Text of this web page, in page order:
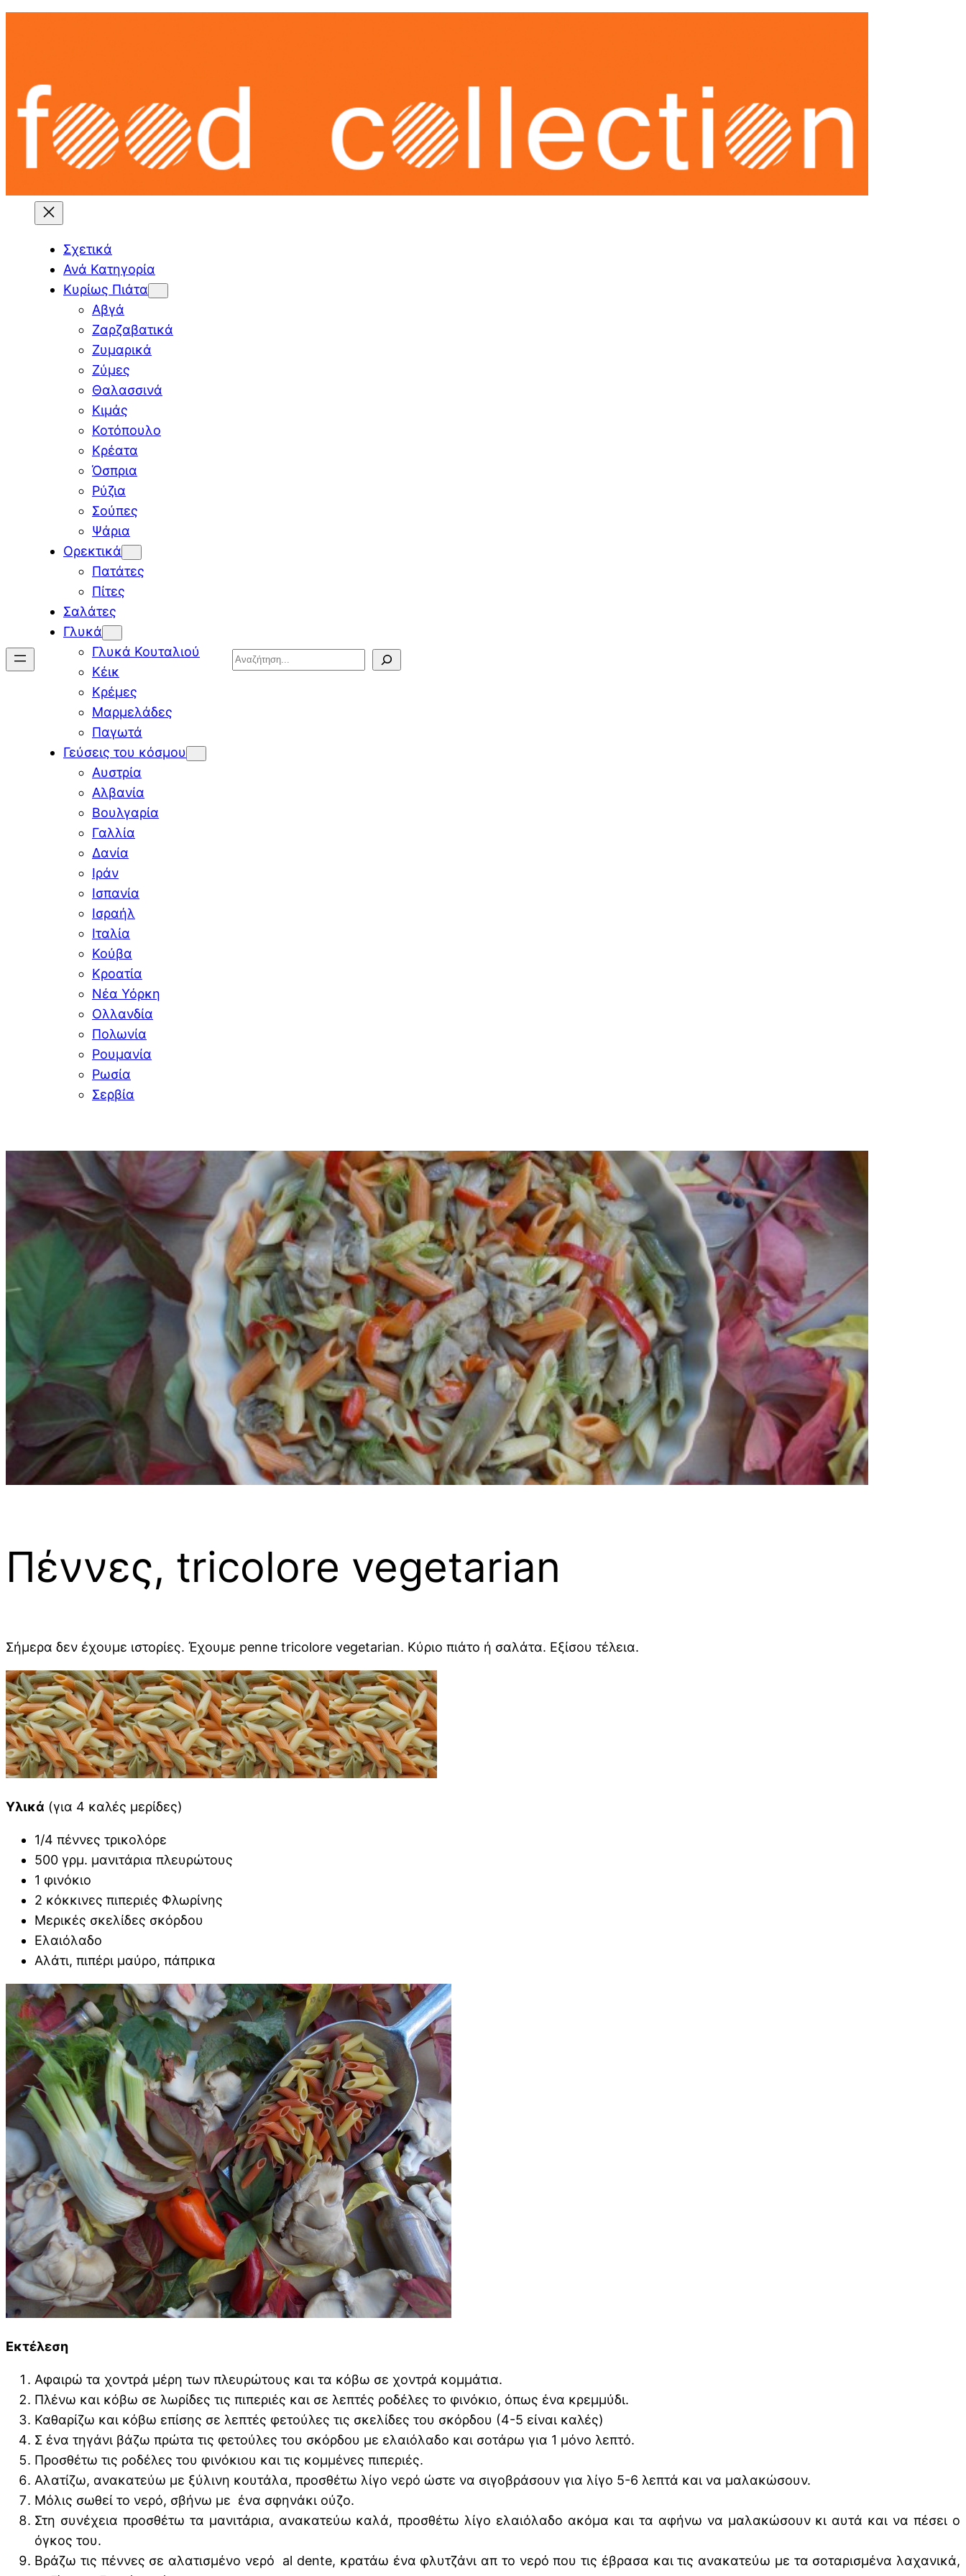
Skip
Σχετικά
Ανά Κατηγορία
Κυρίως Πιάτα
Αβγά
Ζαρζαβατικά
Ζυμαρικά
Ζύμες
Θαλασσινά
Κιμάς
Κοτόπουλο
Κρέατα
Όσπρια
Ρύζια
Σούπες
Ψάρια
Ορεκτικά
Πατάτες
Πίτες
Σαλάτες
Γλυκά
Γλυκά Κουταλιού
Κέικ
Κρέμες
Μαρμελάδες
Παγωτά
Γεύσεις του κόσμου
Αυστρία
Αλβανία
Βουλγαρία
Γαλλία
Δανία
Ιράν
Ισπανία
Ισραήλ
Ιταλία
Κούβα
Κροατία
Νέα Υόρκη
Ολλανδία
Πολωνία
Ρουμανία
Ρωσία
Σερβία
Search
Πέννες, tricolore vegetarian
Σήμερα δεν έχουμε ιστορίες. Έχουμε penne tricolore vegetarian. Κύριο πιάτο ή σαλάτα. Εξίσου τέλεια.
Υλικά (για 4 καλές μερίδες)
1/4 πέννες τρικολόρε
500 γρμ. μανιτάρια πλευρώτους
1 φινόκιο
2 κόκκινες πιπεριές Φλωρίνης
Μερικές σκελίδες σκόρδου
Ελαιόλαδο
Αλάτι, πιπέρι μαύρο, πάπρικα
Εκτέλεση
Αφαιρώ τα χοντρά μέρη των πλευρώτους και τα κόβω σε χοντρά κομμάτια.
Πλένω και κόβω σε λωρίδες τις πιπεριές και σε λεπτές ροδέλες το φινόκιο, όπως ένα κρεμμύδι.
Καθαρίζω και κόβω επίσης σε λεπτές φετούλες τις σκελίδες του σκόρδου (4-5 είναι καλές)
Σ ένα τηγάνι βάζω πρώτα τις φετούλες του σκόρδου με ελαιόλαδο και σοτάρω για 1 μόνο λεπτό.
Προσθέτω τις ροδέλες του φινόκιου και τις κομμένες πιπεριές.
Αλατίζω, ανακατεύω με ξύλινη κουτάλα, προσθέτω λίγο νερό ώστε να σιγοβράσουν για λίγο 5-6 λεπτά και να μαλακώσουν.
Μόλις σωθεί το νερό, σβήνω με ένα σφηνάκι ούζο.
Στη συνέχεια προσθέτω τα μανιτάρια, ανακατεύω καλά, προσθέτω λίγο ελαιόλαδο ακόμα και τα αφήνω να μαλακώσουν κι αυτά και να πέσει ο
όγκος του.
Βράζω τις πέννες σε αλατισμένο νερό al dente, κρατάω ένα φλυτζάνι απ το νερό που τις έβρασα και τις ανακατεύω με τα σοταρισμένα λαχανικά,